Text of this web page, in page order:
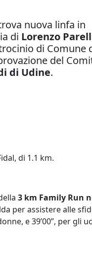
nuova linfa in
di Lorenzo
di Comune
del
di Udine.
di 1.1 km.
3 km Family Run
per assistere alle
e 39’00”, per gli